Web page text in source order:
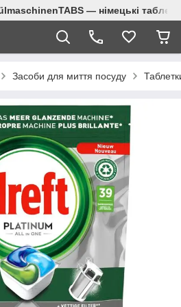
― німецькі
Засоби для миття посуду